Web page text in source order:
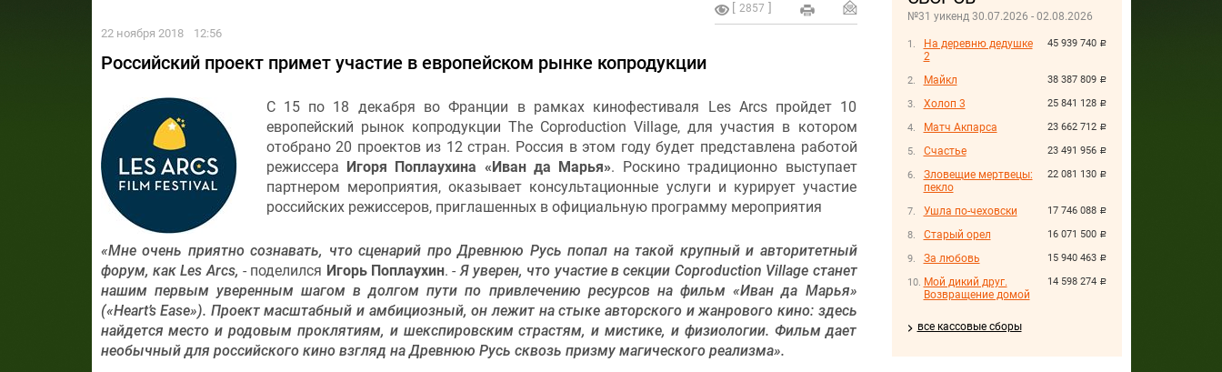
№31 уикенд 30.07.2026 - 02.08.2026
45 939 740 руб.
На деревню дедушке
2
38 387 809 руб.
Майкл
25 841 128 руб.
Холоп 3
23 662 712 руб.
Матч Акпарса
23 491 956 руб.
Счастье
22 081 130 руб.
Зловещие мертвецы:
пекло
17 746 088 руб.
Ушла по-чеховски
16 071 500 руб.
Старый орел
15 940 463 руб.
За любовь
14 598 274 руб.
Мой дикий друг.
Возвращение домой
все кассовые сборы
2857
22 ноября 2018 12:56
Российский проект примет участие в европейском рынке копродукции
С 15 по 18 декабря во Франции в рамках кинофестиваля Les Arcs пройдет 10
европейский рынок копродукции The Coproduction Village, для участия в котором
отобрано 20 проектов из 12 стран. Россия в этом году будет представлена работой
режиссера Игоря Поплаухина «Иван да Марья». Роскино традиционно выступает
партнером мероприятия, оказывает консультационные услуги и курирует участие
российских режиссеров, приглашенных в официальную программу мероприятия
«Мне очень приятно сознавать, что сценарий про Древнюю Русь попал на такой крупный и авторитетный
форум, как Les Arcs, - поделился Игорь Поплаухин. - Я уверен, что участие в секции Coproduction Village станет
нашим первым уверенным шагом в долгом пути по привлечению ресурсов на фильм «Иван да Марья»
(«Heart’s Ease»). Проект масштабный и амбициозный, он лежит на стыке авторского и жанрового кино: здесь
найдется место и родовым проклятиям, и шекспировским страстям, и мистике, и физиологии. Фильм дает
необычный для российского кино взгляд на Древнюю Русь сквозь призму магического реализма».